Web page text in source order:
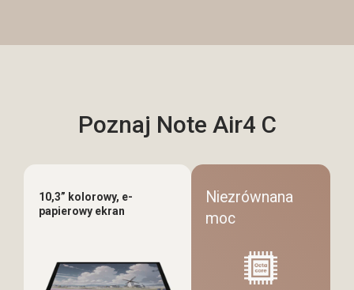
Poznaj Note Air4 C
10,3” kolorowy, e-
papierowy ekran
Niezrównana
moc